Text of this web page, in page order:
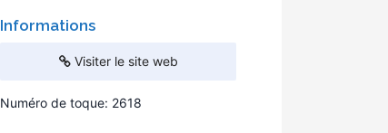
Informations
Visiter le site web
Numéro de toque: 2618